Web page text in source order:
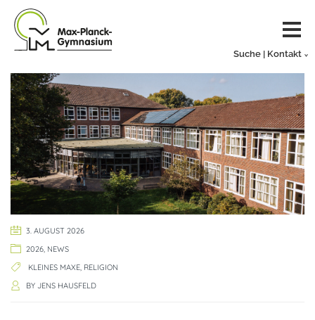
Suche | Kontakt
3. AUGUST 2026
2026, NEWS
KLEINES MAXE, RELIGION
BY JENS HAUSFELD